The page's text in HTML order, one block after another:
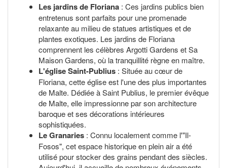
Les jardins de Floriana : Ces jardins publics bien
entretenus sont parfaits pour une promenade
relaxante au milieu de statues artistiques et de
plantes exotiques. Les jardins de Floriana
comprennent les célèbres Argotti Gardens et Sa
Maison Gardens, où la tranquillité règne en maître.
L'église Saint-Publius : Située au cœur de
Floriana, cette église est l'une des plus importantes
de Malte. Dédiée à Saint Publius, le premier évêque
de Malte, elle impressionne par son architecture
baroque et ses décorations intérieures
sophistiquées.
Le Granaries : Connu localement comme l'"Il-
Fosos", cet espace historique en plein air a été
utilisé pour stocker des grains pendant des siècles.